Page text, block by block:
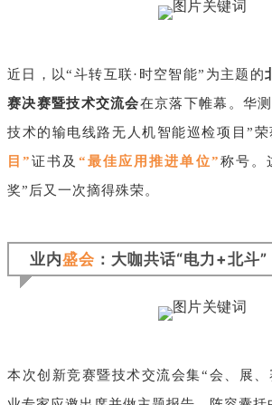
近日，以“斗转互联·时空智能”为主题的
赛决赛暨技术交流会在京落下帷幕。华
技术的输电线路无人机智能巡检项目”荣
目”证书及 “最佳应用推进单位”称号。
奖”后又一次摘得殊荣。
业内盛会 ：大咖共话“电力+北斗”
本次创新竞赛暨技术交流会集“会、展